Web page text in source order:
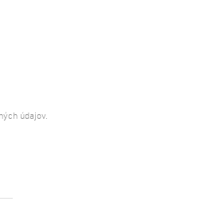
údajov.